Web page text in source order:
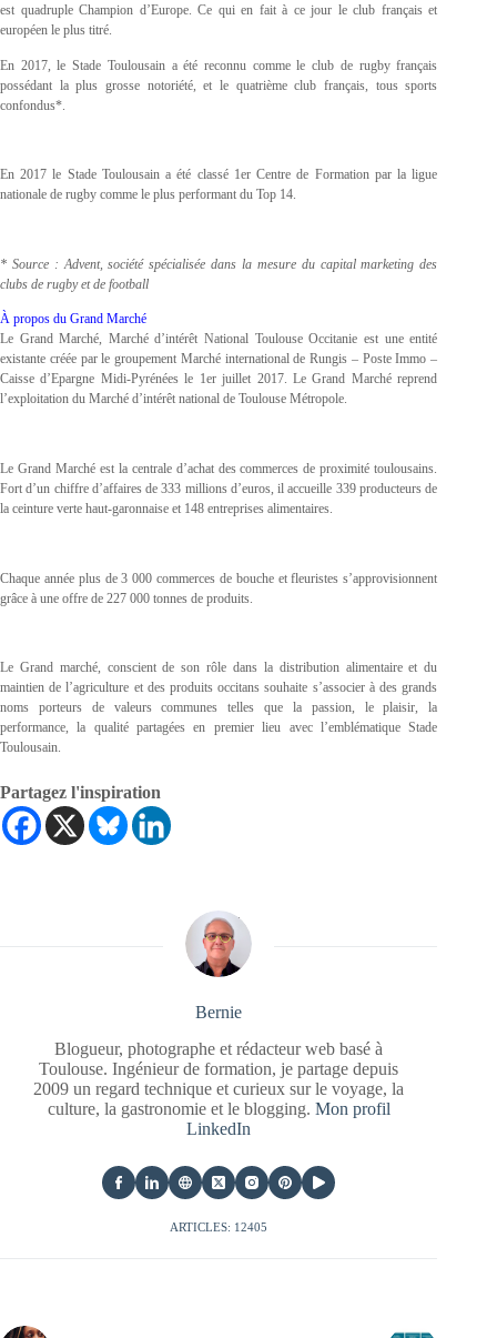
est quadruple Champion d’Europe. Ce qui en fait à ce jour le club français et
européen le plus titré.
En 2017, le Stade Toulousain a été reconnu comme le club de rugby français
possédant la plus grosse notoriété, et le quatrième club français, tous sports
confondus*.
En 2017 le Stade Toulousain a été classé 1er Centre de Formation par la ligue
nationale de rugby comme le plus performant du Top 14.
* Source : Advent, société spécialisée dans la mesure du capital marketing des
clubs de rugby et de football
À propos du Grand Marché
Le Grand Marché, Marché d’intérêt National Toulouse Occitanie est une entité
existante créée par le groupement Marché international de Rungis – Poste Immo –
Caisse d’Epargne Midi-Pyrénées le 1er juillet 2017. Le Grand Marché reprend
l’exploitation du Marché d’intérêt national de Toulouse Métropole.
Le Grand Marché est la centrale d’achat des commerces de proximité toulousains.
Fort d’un chiffre d’affaires de 333 millions d’euros, il accueille 339 producteurs de
la ceinture verte haut-garonnaise et 148 entreprises alimentaires.
Chaque année plus de 3 000 commerces de bouche et fleuristes s’approvisionnent
grâce à une offre de 227 000 tonnes de produits.
Le Grand marché, conscient de son rôle dans la distribution alimentaire et du
maintien de l’agriculture et des produits occitans souhaite s’associer à des grands
noms porteurs de valeurs communes telles que la passion, le plaisir, la
performance, la qualité partagées en premier lieu avec l’emblématique Stade
Toulousain.
Partagez l'inspiration
Bernie
Blogueur, photographe et rédacteur web basé à
Toulouse. Ingénieur de formation, je partage depuis
2009 un regard technique et curieux sur le voyage, la
culture, la gastronomie et le blogging. Mon profil
LinkedIn
ARTICLES: 12405